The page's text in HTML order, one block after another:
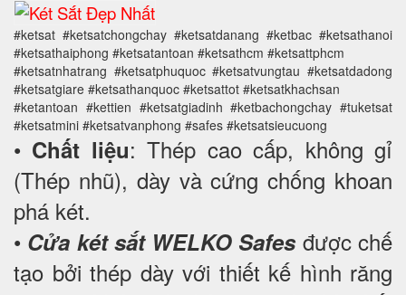
#ketsat #ketsatchongchay #ketsatdanang #ketbac #ketsathanoi
#ketsathaiphong #ketsatantoan #ketsathcm #ketsattphcm
#ketsatnhatrang #ketsatphuquoc #ketsatvungtau #ketsatdadong
#ketsatgiare #ketsathanquoc #ketsattot #ketsatkhachsan
#ketantoan #kettien #ketsatgiadinh #ketbachongchay #tuketsat
#ketsatmini #ketsatvanphong #safes #ketsatsieucuong
• Chất liệu: Thép cao cấp, không gỉ
(Thép nhũ), dày và cứng chống khoan
phá két.
• Cửa két sắt WELKO Safesđược chế
tạo bởi thép dày với thiết kế hình răng